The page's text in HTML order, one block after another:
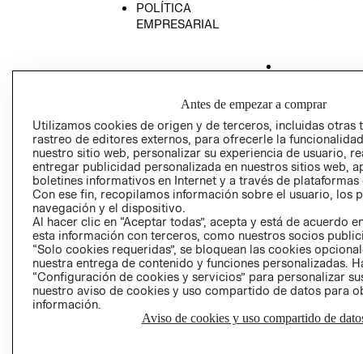
POLÍTICA
EMPRESARIAL
AVISO DE
PRIVACIDAD
GIFT CARD
AVISO DE
Perú (S/)
CAMBIAR REGIÓN
Antes de empezar a comprar
Utilizamos cookies de origen y de terceros, incluidas otras
rastreo de editores externos, para ofrecerle la
nuestro sitio web, personalizar su experiencia de usuario,
entregar publicidad personalizada en nuestros sitios web,
boletines informativos en Internet y a través de plataformas
Con ese fin, recopilamos información sobre el usuario, los
navegación y el dispositivo.
Al hacer clic en “Aceptar todas”, acepta y está de acuerdo
esta información con terceros, como nuestros socios
“Solo cookies requeridas”, se bloquean las cookies
nuestra entrega de contenido y funciones personalizadas.
“Configuración de cookies y servicios” para personalizar
nuestro aviso de cookies y uso compartido de datos para
información.
Aviso de cookies y uso compartido de